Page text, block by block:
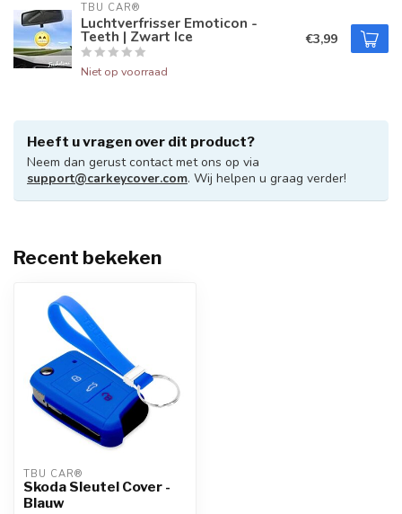
TBU CAR®
Luchtverfrisser Emoticon -
Teeth | Zwart Ice
Niet op voorraad
€3,99
Heeft u vragen over dit product?
Neem dan gerust contact met ons op via
support@carkeycover.com. Wij helpen u graag verder!
Recent bekeken
TBU CAR®
Skoda Sleutel Cover -
Blauw